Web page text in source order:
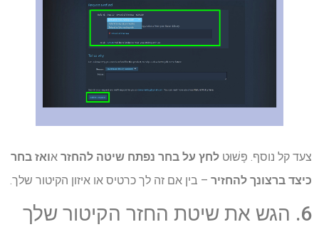
צעד קל נוסף. פָּשׁוּט לחץ על בחר נפתח שיטה להחזר אואז בחר
כיצד ברצונך להחזיר – בין אם זה לך כרטיס או איזון הקיטור שלך.
6. הגש את שיטת החזר הקיטור שלך